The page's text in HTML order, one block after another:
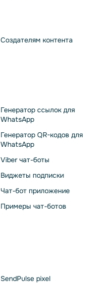
Создателям контента
Генератор ссылок для
WhatsApp
Генератор QR-кодов для
WhatsApp
Viber чат-боты
Виджеты подписки
Чат-бот приложение
Примеры чат-ботов
SendPulse pixel